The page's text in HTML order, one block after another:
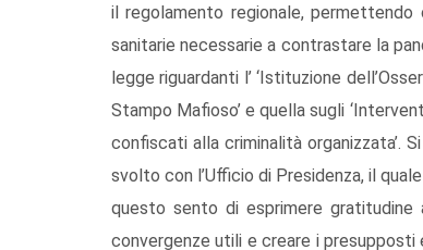
il regolamento regionale,
sanitarie necessarie a contrastare la
legge riguardanti l’ ‘Istituzione
Stampo Mafioso’ e quella sugli
confiscati alla criminalità organizzata’.
svolto con l’Ufficio di Presidenza, il
questo sento di esprimere
convergenze utili e creare i